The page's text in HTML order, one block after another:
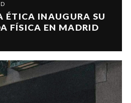
ÉTICA INAUGURA SU
FÍSICA EN MADRID